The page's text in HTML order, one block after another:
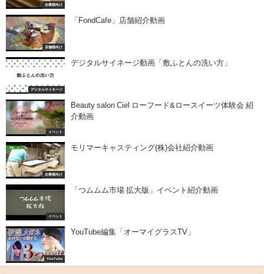
企業様向け
店舗様向け
「FondCafe」店舗紹介動画
デジタルサイネージ
デジタルサイネージ動画「敷ふとんの洗い方」
イベント
Beauty salon Ciel ローフード&ロースイーツ体験会 紹
介動画
企業様向け
モリマーキャスティング(株)会社紹介動画
イベント
「つムムム市場 拡大版」イベント紹介動画
YouTube
YouTube編集「オーマイグラスTV」